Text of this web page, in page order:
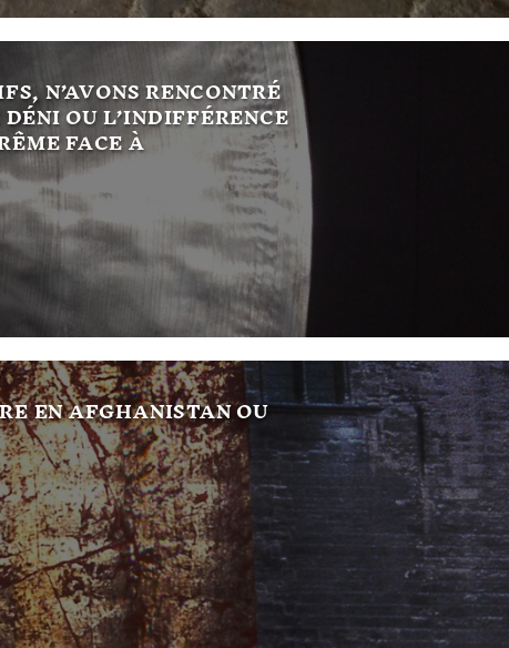
N’AVONS RENCONTRÉ
OU L’INDIFFÉRENCE
FACE À
EN AFGHANISTAN OU